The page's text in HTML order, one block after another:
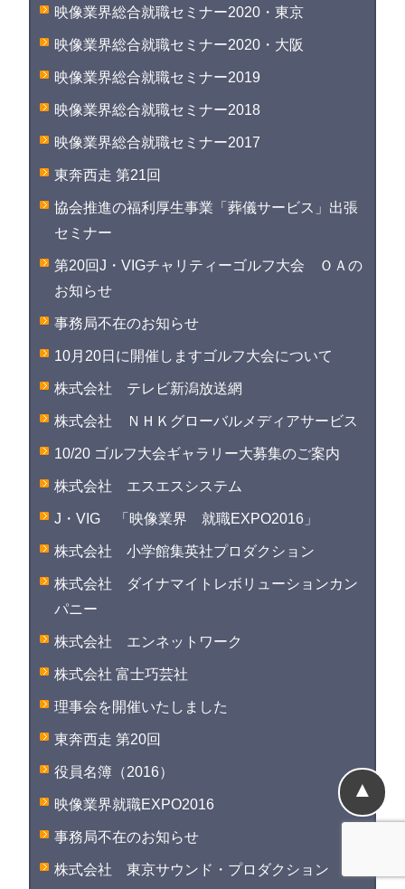
映像業界総合就職セミナー2020・東京
映像業界総合就職セミナー2020・大阪
映像業界総合就職セミナー2019
映像業界総合就職セミナー2018
映像業界総合就職セミナー2017
東奔西走 第21回
協会推進の福利厚生事業「葬儀サービス」出張
セミナー
第20回J・VIGチャリティーゴルフ大会 ＯＡの
お知らせ
事務局不在のお知らせ
10月20日に開催しますゴルフ大会について
株式会社 テレビ新潟放送網
株式会社 ＮＨＫグローバルメディアサービス
10/20 ゴルフ大会ギャラリー大募集のご案内
株式会社 エスエスシステム
J・VIG 「映像業界 就職EXPO2016」
株式会社 小学館集英社プロダクション
株式会社 ダイナマイトレボリューションカン
パニー
株式会社 エンネットワーク
株式会社 富士巧芸社
理事会を開催いたしました
東奔西走 第20回
役員名簿（2016）
映像業界就職EXPO2016
事務局不在のお知らせ
株式会社 東京サウンド・プロダクション
▲